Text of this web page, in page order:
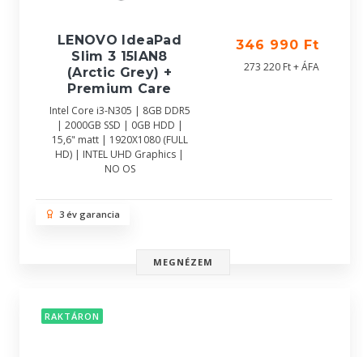
LENOVO IdeaPad
Slim 3 15IAN8
(Arctic Grey) +
Premium Care
Intel Core i3-N305 | 8GB DDR5
| 2000GB SSD | 0GB HDD |
15,6" matt | 1920X1080 (FULL
HD) | INTEL UHD Graphics |
NO OS
346 990 Ft
273 220 Ft + ÁFA
3 év garancia
MEGNÉZEM
RAKTÁRON